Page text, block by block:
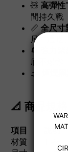
🧸 高彈
間持久戰
📏 全尺寸
尺寸通吃
🔄
底不鬆懈
🌫
📐 商品規格
項目
說明
材質
TPE